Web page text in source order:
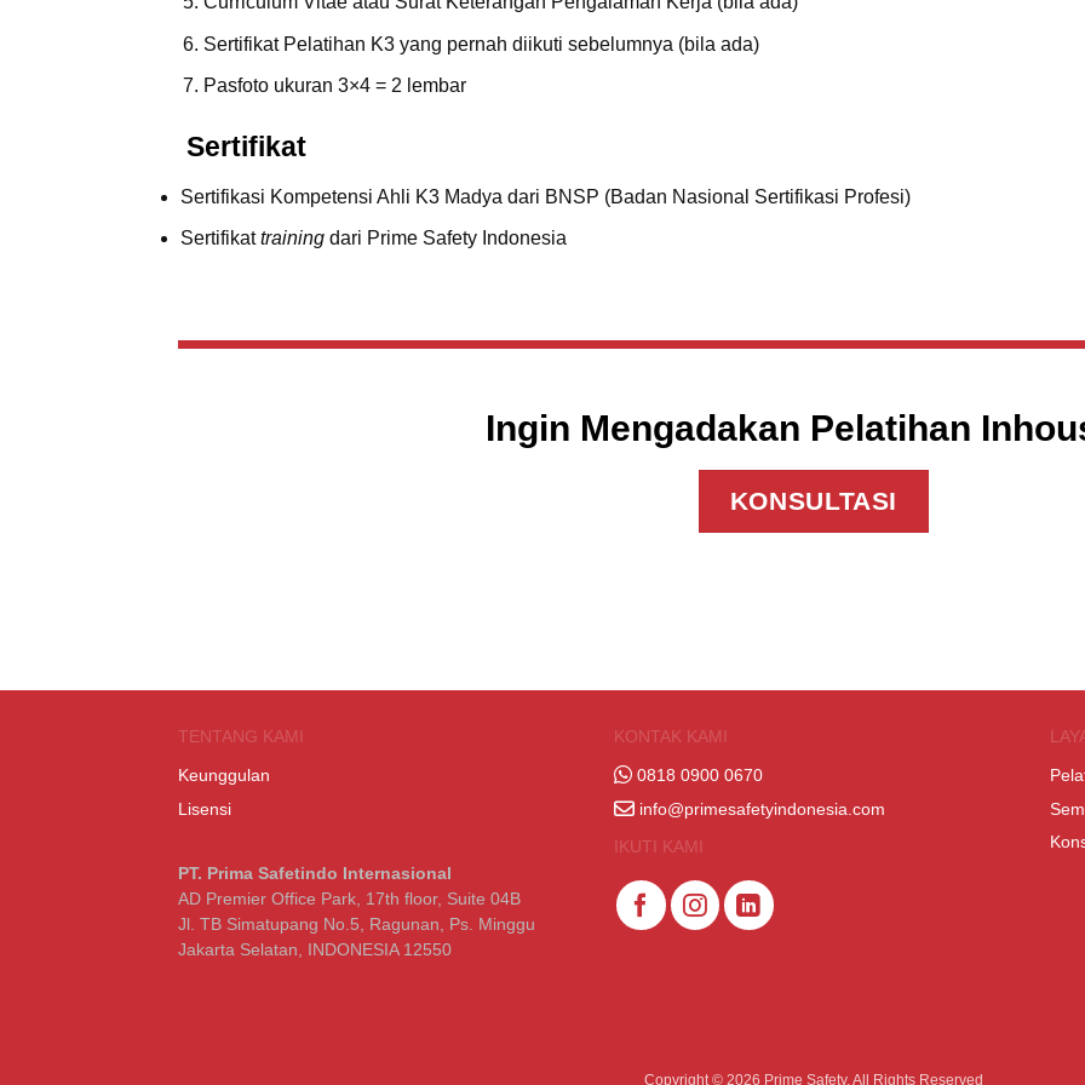
Sertifikat Pelatihan K3 yang pernah diikuti sebelumnya (bila ada)
Pasfoto ukuran 3×4 = 2 lembar
Sertifikat
Sertifikasi Kompetensi Ahli K3 Madya dari BNSP (Badan Nasional Sertifikasi Profesi)
Sertifikattrainingdari Prime Safety Indonesia
Ingin Mengadakan Pelatihan
KONSULTASI
TENTANG KAMI
Keunggulan
Lisensi
PT. Prima Safetindo Internasional
AD Premier Office Park, 17th floor, Suite 04B
Jl. TB Simatupang No.5, Ragunan, Ps. Minggu
Jakarta Selatan, INDONESIA 12550
KONTAK KAMI
0818 0900 0670
info@primesafetyindonesia.com
IKUTI KAMI
Copyright © 2026 Prime Safety. All Rights Reserved